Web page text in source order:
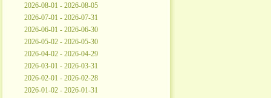
2026-08-01 - 2026-08-05
2026-07-01 - 2026-07-31
2026-06-01 - 2026-06-30
2026-05-02 - 2026-05-30
2026-04-02 - 2026-04-29
2026-03-01 - 2026-03-31
2026-02-01 - 2026-02-28
2026-01-02 - 2026-01-31